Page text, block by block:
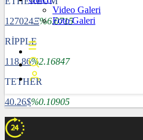
127024Ξ%6.0715
RİPPLE
118.86%2.16847
TETHER
40.26$%0.10905
Video Galeri
Foto Galeri